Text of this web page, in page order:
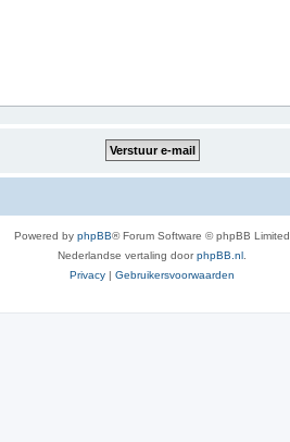
Powered by phpBB® Forum Software © phpBB Limited
Nederlandse vertaling doorphpBB.nl
Privacy | Gebruikersvoorwaarden